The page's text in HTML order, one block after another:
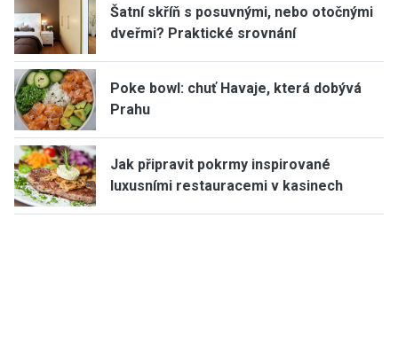
Šatní skříň s posuvnými, nebo otočnými
dveřmi? Praktické srovnání
Poke bowl: chuť Havaje, která dobývá
Prahu
Jak připravit pokrmy inspirované
luxusními restauracemi v kasinech